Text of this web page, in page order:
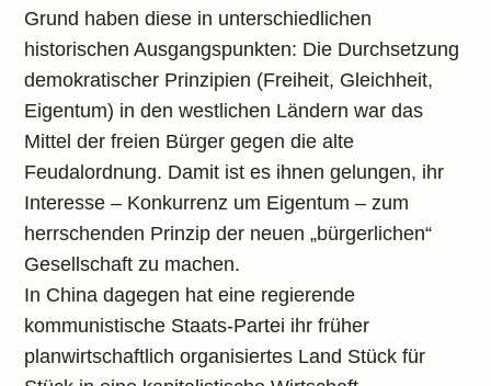
Grund haben diese in unterschiedlichen
historischen Ausgangspunkten: Die Durchsetzung
demokratischer Prinzipien (Freiheit, Gleichheit,
Eigentum) in den westlichen Ländern war das
Mittel der freien Bürger gegen die alte
Feudalordnung. Damit ist es ihnen gelungen, ihr
Interesse – Konkurrenz um Eigentum – zum
herrschenden Prinzip der neuen „bürgerlichen“
Gesellschaft zu machen.
In China dagegen hat eine regierende
kommunistische Staats-Partei ihr früher
planwirtschaftlich organisiertes Land Stück für